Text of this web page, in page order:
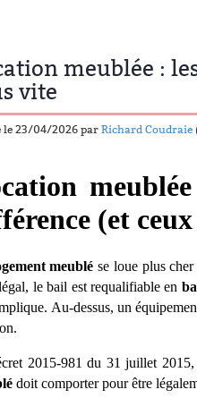
meublée :
vite
le 23/04/2026 par Richard Coudraie
meubl
(et
meublé se loue plus
le bail est requalifiable en
Au-dessus, un
2015-981 du 31 juillet
doit comporter pourêtre